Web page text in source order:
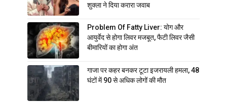
शुक्ला ने दिया करारा जवाब
Problem Of Fatty Liver: योग और
आयुर्वेद से होगा लिवर मजबूत, फैटी लिवर जैसी
बीमारियों का होगा अंत
गाजा पर कहर बनकर टूटा इजरायली हमला, 48
घंटों में 90 से अधिक लोगों की मौत